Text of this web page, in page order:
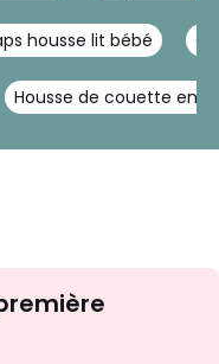
housse lit bébé
Housse de couette en